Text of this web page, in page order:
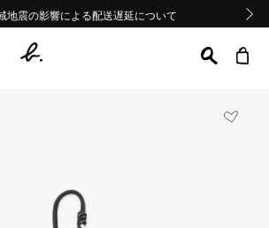
地震の影響による配送遅延について
Summer Sale 2buy10%OFF!!
地震の影響による配送遅延について
Summer Sale 2buy10%OFF!!